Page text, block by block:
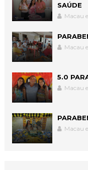
SAÚDE
Macau
Macau
5.0
Macau
Macau